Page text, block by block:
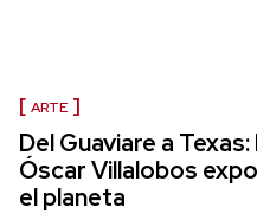
ARTE
Del Guaviare a
Óscar Villalobos
el planeta